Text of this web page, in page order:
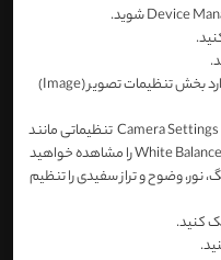
روی دوربین مورد نظر کلیک کرده و وارد بخش تنظیمات تصویر (Image)
مسیر: Camera Settings > Image > Display Settings تنظیماتی مانند
Saturation، Brightness، Contrast و White Balance را مشاهده خواهید
نور، وضوح و تراز سفیدی را تنظیم